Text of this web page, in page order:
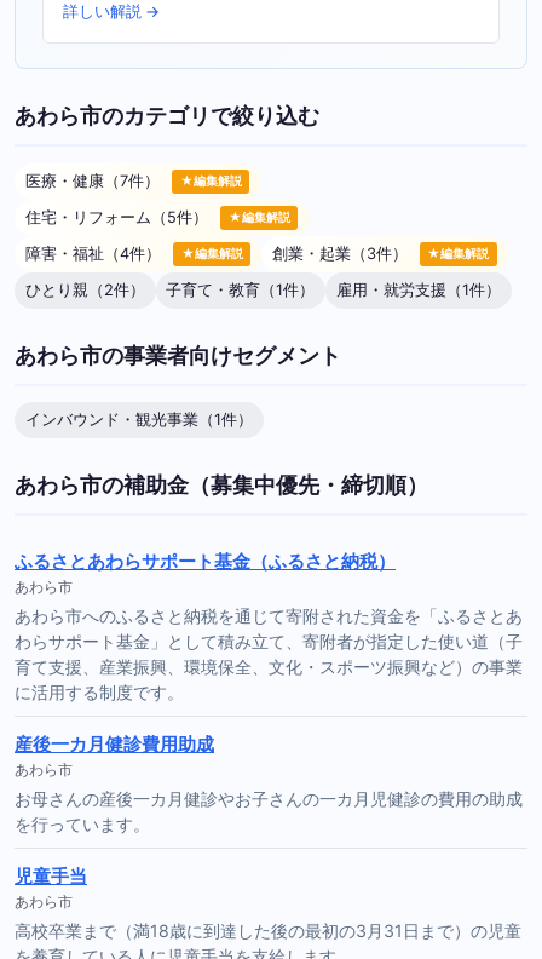
詳しい解説 →
あわら市のカテゴリで絞り込む
医療・健康（7件） ★編集解説
住宅・リフォーム（5件） ★編集解説
障害・福祉（4件） ★編集解説 創業・起業（3件） ★編集解説
ひとり親（2件） 子育て・教育（1件） 雇用・就労支援（1件）
あわら市の事業者向けセグメント
インバウンド・観光事業（1件）
あわら市の補助金（募集中優先・締切順）
ふるさとあわらサポート基金（ふるさと納税）
あわら市
あわら市へのふるさと納税を通じて寄附された資金を「ふるさとあ
わらサポート基金」として積み立て、寄附者が指定した使い道（子
育て支援、産業振興、環境保全、文化・スポーツ振興など）の事業
に活用する制度です。
産後一カ月健診費用助成
あわら市
お母さんの産後一カ月健診やお子さんの一カ月児健診の費用の助成
を行っています。
児童手当
あわら市
高校卒業まで（満18歳に到達した後の最初の3月31日まで）の児童